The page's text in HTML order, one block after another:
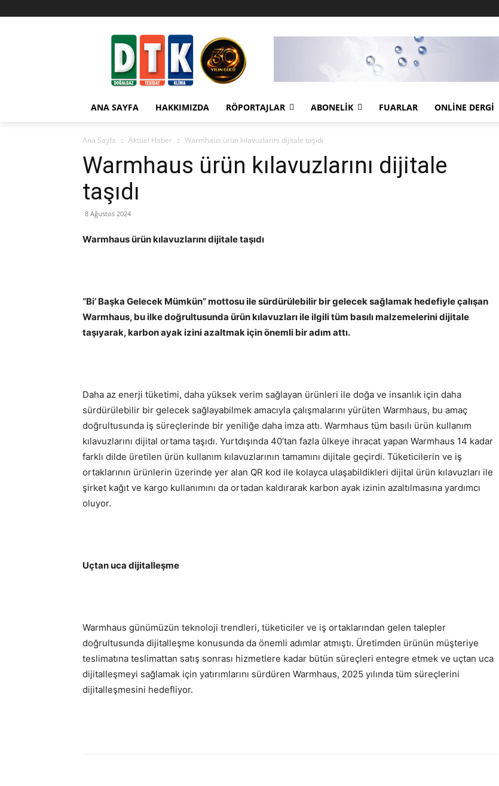
ANA SAYFA HAKKIMIZDA RÖPORTAJLAR ABONELIK FUARLAR ONLINE DERGI
Ana Sayfa Aktüel Haber Warmhaus ürün kılavuzlarını dijitale taşıdı
Warmhaus ürün kılavuzlarını dijitale
taşıdı
8 Ağustos 2024
Warmhaus ürün kılavuzlarını dijitale taşıdı
“Bi’ Başka Gelecek Mümkün” mottosu ile sürdürülebilir bir gelecek sağlamak hedefiyle çalışan
Warmhaus, bu ilke doğrultusunda ürün kılavuzları ile ilgili tüm basılı malzemelerini dijitale
taşıyarak, karbon ayak izini azaltmak için önemli bir adım attı.
Daha az enerji tüketimi, daha yüksek verim sağlayan ürünleri ile doğa ve insanlık için daha
sürdürülebilir bir gelecek sağlayabilmek amacıyla çalışmalarını yürüten Warmhaus, bu amaç
doğrultusunda iş süreçlerinde bir yeniliğe daha imza attı. Warmhaus tüm basılı ürün kullanım
kılavuzlarını dijital ortama taşıdı. Yurtdışında 40’tan fazla ülkeye ihracat yapan Warmhaus 14 kadar
farklı dilde üretilen ürün kullanım kılavuzlarının tamamını dijitale geçirdi. Tüketicilerin ve iş
ortaklarının ürünlerin üzerinde yer alan QR kod ile kolayca ulaşabildikleri dijital ürün kılavuzları ile
şirket kağıt ve kargo kullanımını da ortadan kaldırarak karbon ayak izinin azaltılmasına yardımcı
oluyor.
Uçtan uca dijitalleşme
Warmhaus günümüzün teknoloji trendleri, tüketiciler ve iş ortaklarından gelen talepler
doğrultusunda dijitalleşme konusunda da önemli adımlar atmıştı. Üretimden ürünün müşteriye
teslimatına teslimattan satış sonrası hizmetlere kadar bütün süreçleri entegre etmek ve uçtan uca
dijitalleşmeyi sağlamak için yatırımlarını sürdüren Warmhaus, 2025 yılında tüm süreçlerini
dijitalleşmesini hedefliyor.